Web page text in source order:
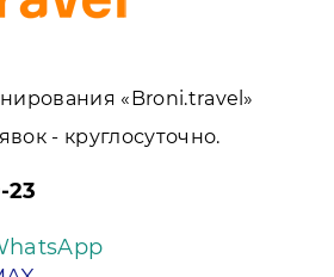
«Broni.travel»
- круглосуточно.
23